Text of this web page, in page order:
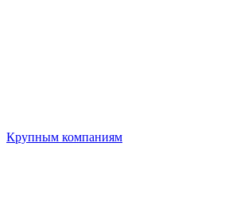
Крупным компаниям